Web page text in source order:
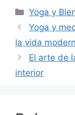
Categorías
Yoga y
Yoga y
la vida
El arte de
interior